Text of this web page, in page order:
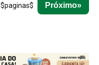
$paginas$ Próximo